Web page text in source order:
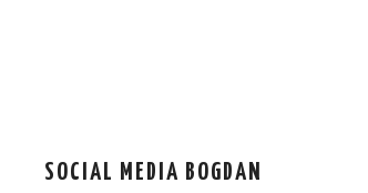
SOCIAL MEDIA BOGDAN